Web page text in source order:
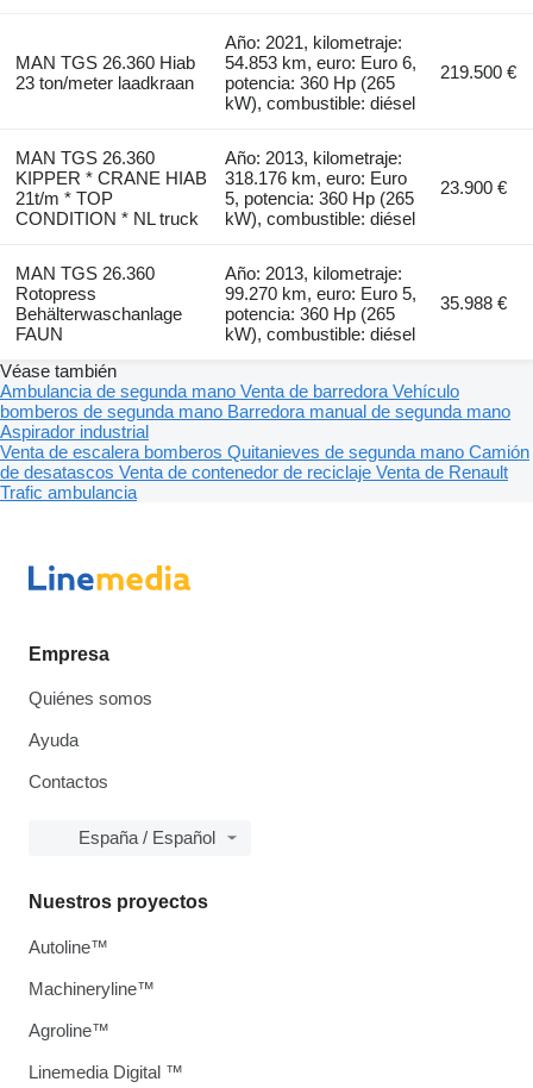
MAN TGS 26.360 Hiab
23 ton/meter laadkraan
Año: 2021, kilometraje:
54.853 km, euro: Euro 6,
potencia: 360 Hp (265
kW), combustible: diésel
219.500 €
MAN TGS 26.360
KIPPER * CRANE HIAB
21t/m * TOP
CONDITION * NL truck
Año: 2013, kilometraje:
318.176 km, euro: Euro
5, potencia: 360 Hp (265
kW), combustible: diésel
23.900 €
MAN TGS 26.360
Rotopress
Behälterwaschanlage
FAUN
Año: 2013, kilometraje:
99.270 km, euro: Euro 5,
potencia: 360 Hp (265
kW), combustible: diésel
35.988 €
Véase también
Ambulancia de segunda mano Venta de barredora Vehículo
bomberos de segunda mano Barredora manual de segunda mano
Aspirador industrial
Venta de escalera bomberos Quitanieves de segunda mano Camión
de desatascos Venta de contenedor de reciclaje Venta de Renault
Trafic ambulancia
Empresa
Quiénes somos
Ayuda
Contactos
España / Español
Nuestros proyectos
Autoline™
Machineryline™
Agroline™
Linemedia Digital ™